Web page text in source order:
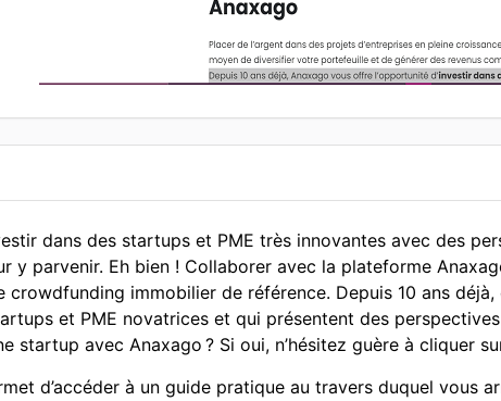
dans des startups et PME très innovantes avec des
y parvenir. Eh bien ! Collaborer avec la plateforme
immobilier de référence. Depuis 10 ans
et PME novatrices et qui présentent des
startup avec Anaxago ? Si oui, n’hésitez guère à cliquer
d’accéder à un guide pratique au travers duquel vous